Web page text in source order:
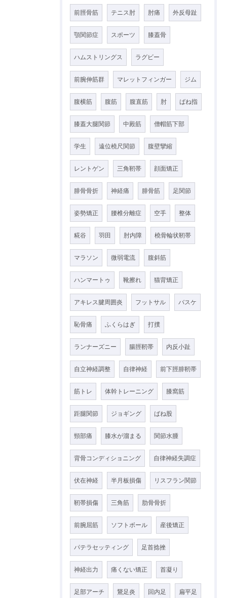
前脛骨筋 テニス肘 肘痛 外反母趾
顎関節症 スポーツ 膝蓋骨
ハムストリングス ラグビー
前腕伸筋群 マレットフィンガー ジム
腹横筋 腹筋 腹直筋 肘 ばね指
膝蓋大腿関節 中殿筋 僧帽筋下部
学生 遠位橈尺関節 腹壁攣縮
レントゲン 三角靭帯 顔面矯正
腓骨骨折 神経痛 腓骨筋 足関節
姿勢矯正 腰椎分離症 空手 整体
糀谷 羽田 肘内障 橈骨輪状靭帯
マラソン 微弱電流 腹斜筋
ハンマートゥ 靴擦れ 猫背矯正
アキレス腱周囲炎 フットサル バスケ
恥骨痛 ふくらはぎ 打撲
ランナーズニー 腸脛靭帯 内反小趾
自立神経調整 自律神経 前下脛腓靭帯
筋トレ 体幹トレーニング 膝窩筋
距腿関節 ジョギング ばね股
頸部痛 膝水が溜まる 関節水腫
背骨コンディショニング 自律神経失調症
伏在神経 半月板損傷 リスフラン関節
靭帯損傷 三角筋 肋骨骨折
前腕屈筋 ソフトボール 産後矯正
パテラセッティング 足首捻挫
神経出力 痛くない矯正 首凝り
足部アーチ 鵞足炎 回内足 扁平足